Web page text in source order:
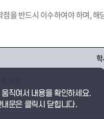
을 반드시 이수하여야 하며, 해
택